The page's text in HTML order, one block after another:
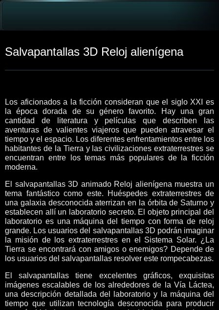
Salvapantallas 3D Reloj alienígena
Los aficionados a la ficción consideran que el siglo XXI es
la época dorada de su género favorito. Hay una gran
cantidad de literatura y películas que describen las
aventuras de valientes viajeros que pueden atravesar el
tiempo y el espacio. Los diferentes enfrentamientos entre los
habitantes de la Tierra y las civilizaciones extraterrestres se
encuentran entre los temas más populares de la ficción
moderna.
El salvapantallas 3D animado Reloj alienígena muestra un
tema fantástico como este. Huéspedes extraterrestres de
una galaxia desconocida aterrizan en la órbita de Saturno y
establecen allí un laboratorio secreto. El objeto principal del
laboratorio es una máquina del tiempo con forma de reloj
grande. Los usuarios del salvapantallas 3D podrán imaginar
la misión de los extraterrestres en el Sistema Solar. ¿La
Tierra se encontrará con amigos o enemigos? Depende de
los usuarios del salvapantallas resolver este rompecabezas.
El salvapantallas tiene excelentes gráficos, exquisitas
imágenes escalables de los alrededores de la Vía Láctea,
una descripción detallada del laboratorio y la máquina del
tiempo que utilizan tecnología desconocida para producir